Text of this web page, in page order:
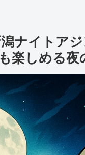
潟ナイトア
楽しめる夜